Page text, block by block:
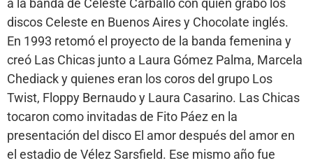
a la banda de Celeste Carballo con quien grabó los
discos Celeste en Buenos Aires y Chocolate inglés.
En 1993 retomó el proyecto de la banda femenina y
creó Las Chicas junto a Laura Gómez Palma, Marcela
Chediack y quienes eran los coros del grupo Los
Twist, Floppy Bernaudo y Laura Casarino. Las Chicas
tocaron como invitadas de Fito Páez en la
presentación del disco El amor después del amor en
el estadio de Vélez Sarsfield. Ese mismo año fue